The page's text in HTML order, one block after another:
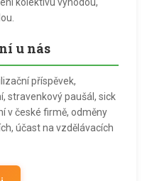
u nás
příspěvek,
stravenkový paušál, sick
v české firmě, odměny
účast na vzdělávacích